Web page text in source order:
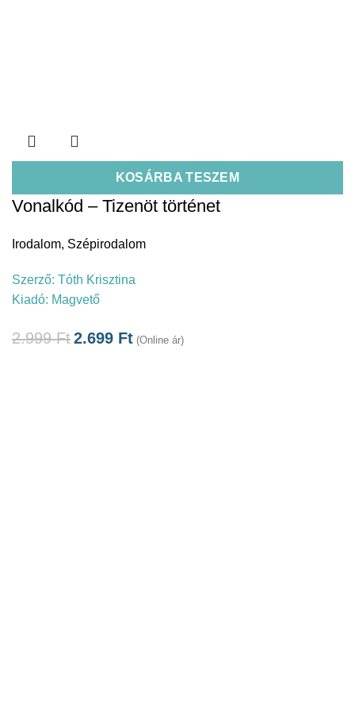
KOSÁRBA TESZEM
Vonalkód – Tizenöt történet
Irodalom, Szépirodalom
Szerző: Tóth Krisztina
Kiadó: Magvető
2.999Ft2.699 Ft (Online ár)